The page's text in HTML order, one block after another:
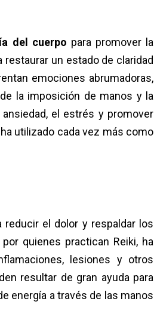
del cuerpo para promover la
un estado de claridad
emociones abrumadoras,
la imposición de manos y la
el estrés y promover
utilizado cada vez más como
el dolor y respaldar los
quienes practican Reiki, ha
lesiones y otros
resultar de gran ayuda para
energía a través de las manos